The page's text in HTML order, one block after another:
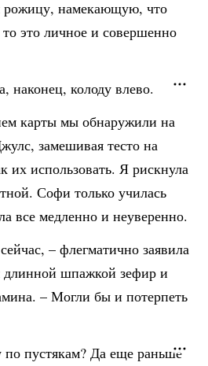
рожицу, намекающую, что
это личное и совершенно
наконец, колоду влево.
карты мы обнаружили на
замешивая тесто на
их использовать. Я рискнула
Софи только училась
все медленно и неуверенно.
– флегматично заявила
шпажкой зефир и
– Могли бы и потерпеть
по пустякам? Да еще раньше